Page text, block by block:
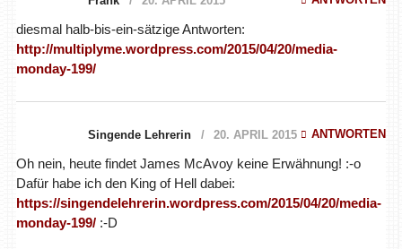
diesmal halb-bis-ein-sätzige Antworten:
http://multiplyme.wordpress.com/2015/04/20/media-
monday-199/
Singende Lehrerin 20. APRIL 2015 ANTWORTEN
Oh nein, heute findet James McAvoy keine Erwähnung! :-o
Dafür habe ich den King of Hell dabei:
https://singendelehrerin.wordpress.com/2015/04/20/media-
monday-199/:-D